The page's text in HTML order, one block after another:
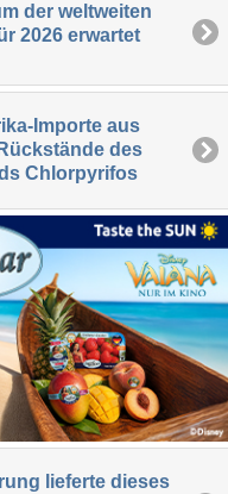
der weltweiten
2026 erwartet
Importe aus
des
Chlorpyrifos
lieferte dieses